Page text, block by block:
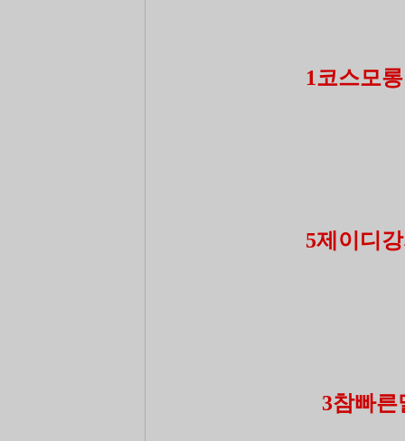
1코스모
5제이디
3참빠른